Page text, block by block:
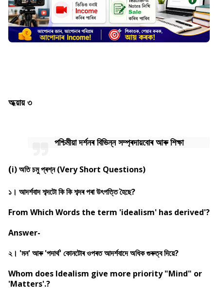
অধ্য়ায় ৩
পশ্চিমীয়া দৰ্শনৰ বিভিন্ন সম্প্ৰদায়বোৰ আৰু শিক্ষা
(i) অতি চমু প্ৰশ্ন (Very Short Questions)
১। আদৰ্শবাদ শব্দটো কি কি শব্দৰ পৰা উৎপত্তি হৈছে?
From Which Words the term 'idealism' has derived'?
Answer-
২। 'মন' আৰু 'পদাৰ্থ' কোনটোৰ ওপৰত আদৰ্শবাদে অধিক গুৰুত্ব দিয়ে?
Whom does Idealism give more priority "Mind" or
'Matters'.?